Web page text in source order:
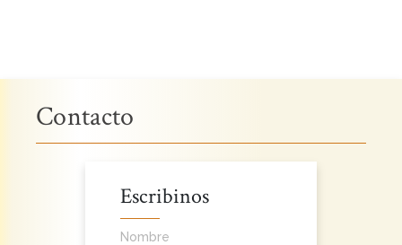
Contacto
Escribinos
Nombre